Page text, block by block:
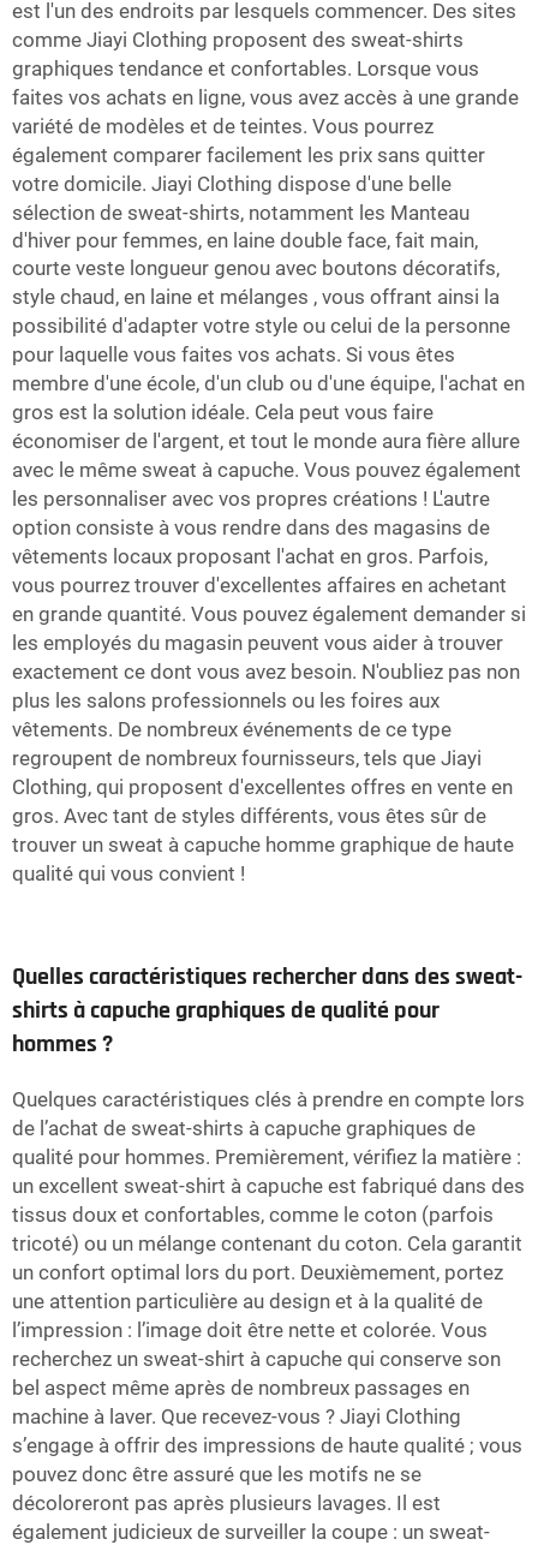
est l'un des endroits par lesquels commencer. Des sites
comme Jiayi Clothing proposent des sweat-shirts
graphiques tendance et confortables. Lorsque vous
faites vos achats en ligne, vous avez accès à une grande
variété de modèles et de teintes. Vous pourrez
également comparer facilement les prix sans quitter
votre domicile. Jiayi Clothing dispose d'une belle
sélection de sweat-shirts, notamment les Manteau
d'hiver pour femmes, en laine double face, fait main,
courte veste longueur genou avec boutons décoratifs,
style chaud, en laine et mélanges , vous offrant ainsi la
possibilité d'adapter votre style ou celui de la personne
pour laquelle vous faites vos achats. Si vous êtes
membre d'une école, d'un club ou d'une équipe, l'achat en
gros est la solution idéale. Cela peut vous faire
économiser de l'argent, et tout le monde aura fière allure
avec le même sweat à capuche. Vous pouvez également
les personnaliser avec vos propres créations ! L'autre
option consiste à vous rendre dans des magasins de
vêtements locaux proposant l'achat en gros. Parfois,
vous pourrez trouver d'excellentes affaires en achetant
en grande quantité. Vous pouvez également demander si
les employés du magasin peuvent vous aider à trouver
exactement ce dont vous avez besoin. N'oubliez pas non
plus les salons professionnels ou les foires aux
vêtements. De nombreux événements de ce type
regroupent de nombreux fournisseurs, tels que Jiayi
Clothing, qui proposent d'excellentes offres en vente en
gros. Avec tant de styles différents, vous êtes sûr de
trouver un sweat à capuche homme graphique de haute
qualité qui vous convient !
Quelles caractéristiques rechercher dans des sweat-
shirts à capuche graphiques de qualité pour
hommes ?
Quelques caractéristiques clés à prendre en compte lors
de l’achat de sweat-shirts à capuche graphiques de
qualité pour hommes. Premièrement, vérifiez la matière :
un excellent sweat-shirt à capuche est fabriqué dans des
tissus doux et confortables, comme le coton (parfois
tricoté) ou un mélange contenant du coton. Cela garantit
un confort optimal lors du port. Deuxièmement, portez
une attention particulière au design et à la qualité de
l’impression : l’image doit être nette et colorée. Vous
recherchez un sweat-shirt à capuche qui conserve son
bel aspect même après de nombreux passages en
machine à laver. Que recevez-vous ? Jiayi Clothing
s’engage à offrir des impressions de haute qualité ; vous
pouvez donc être assuré que les motifs ne se
décoloreront pas après plusieurs lavages. Il est
également judicieux de surveiller la coupe : un sweat-